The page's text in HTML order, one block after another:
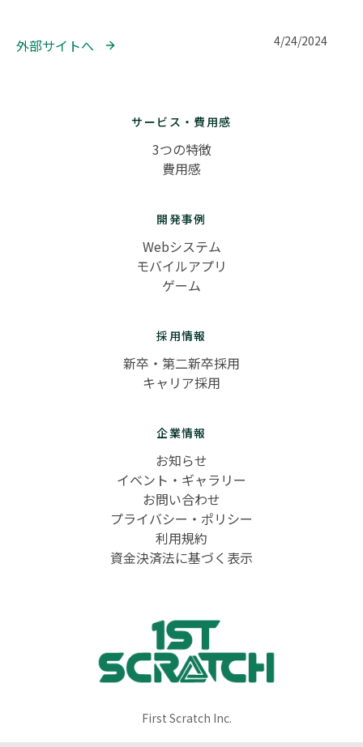
外部サイトへ 4/24/2024
First Scratch Inc.
サービス・費用感
3つの特徴
費用感
開発事例
Webシステム
モバイルアプリ
ゲーム
採用情報
新卒・第二新卒採用
キャリア採用
企業情報
お知らせ
イベント・ギャラリー
お問い合わせ
プライバシー・ポリシー
利用規約
資金決済法に基づく表示